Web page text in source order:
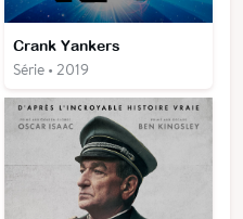
Crank Yankers
Série • 2019